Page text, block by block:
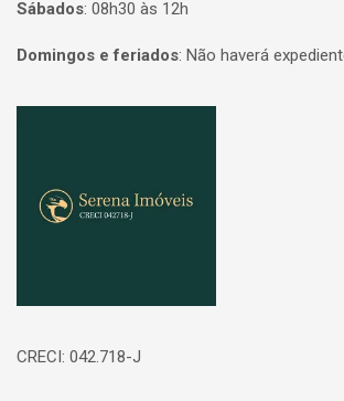
Sábados: 08h30 às 12h
Domingos e feriados: Não haverá
CRECI: 042.718-J